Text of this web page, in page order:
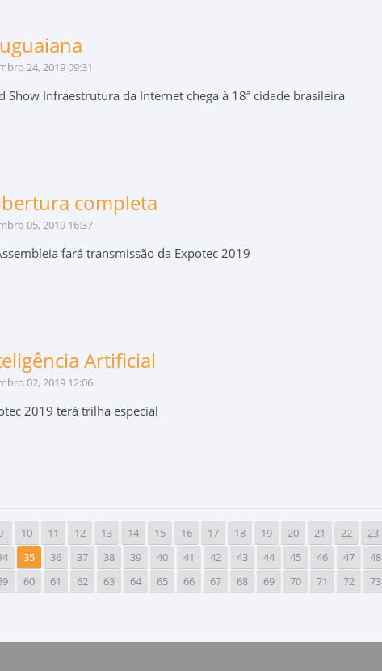
24, 2019 09:31
Show Infraestrutura da Internet chega à 18ª cidade brasileira
completa
05, 2019 16:37
fará transmissão da Expotec 2019
Artificial
02, 2019 12:06
2019 terá trilha especial
10 11 12 13 14 15 16 17 18 19 20 21 22 23
35 36 37 38 39 40 41 42 43 44 45 46 47 48
60 61 62 63 64 65 66 67 68 69 70 71 72 73